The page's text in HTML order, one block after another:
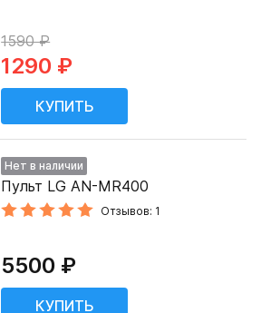
1590 ₽
1290 ₽
Нет в наличии
Пульт LG AN-MR400
Отзывов: 1
5500 ₽